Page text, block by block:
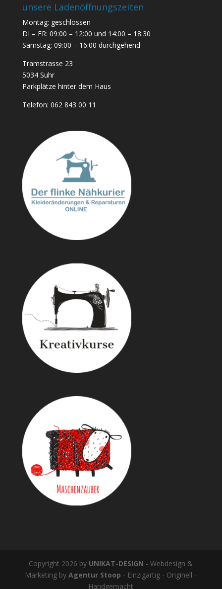
unsere Ladenöffnungszeiten
Montag: geschlossen
DI – FR: 09:00 – 12:00 und 14:00 – 18:30
Samstag: 09:00 – 16:00 durchgehend
Tramstrasse 23
5034 Suhr
Parkplätze hinter dem Haus
Telefon: 062 843 00 11
Copyright 2026 by UNIKAT-DESIGN - Webdesign &
Marketing byAgentur Stoop - Einzigartig - Originell -
Handgemacht